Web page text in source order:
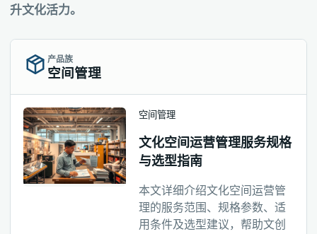
升文化活力。
产品族
空间管理
空间管理
文化空间运营管理服务规格
与选型指南
本文详细介绍文化空间运营管
理的服务范围、规格参数、适
用条件及选型建议，帮助文创